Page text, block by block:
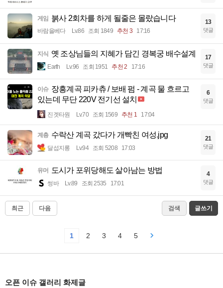
게임 붉사 2회차를 하게 될줄은 몰랐습니다
바람을베다 Lv.86 조회 1849 추천 3 17:16
13
댓글
지식 옛 조상님들의 지혜가 담긴 경복궁 배수설계
Earth Lv.96 조회 1951 추천 2 17:16
17
댓글
이슈 장흥계곡 피카츄 / 보배 펌 - 계곡 물 흐르고
있는데 무단 220V 전기선 설치
진겟타원 Lv.70 조회 1569 추천 1 17:04
6
댓글
계층 수락산 계곡 갔다가 개빡친 여성.jpg
달섭지롱 Lv.94 조회 5208 17:03
21
댓글
유머 도시가 포위당해도 살아남는 방법
썽바 Lv.89 조회 2535 17:01
4
댓글
최근 다음 검색 글쓰기
1 2 3 4 5
오픈 이슈 갤러리 화제글